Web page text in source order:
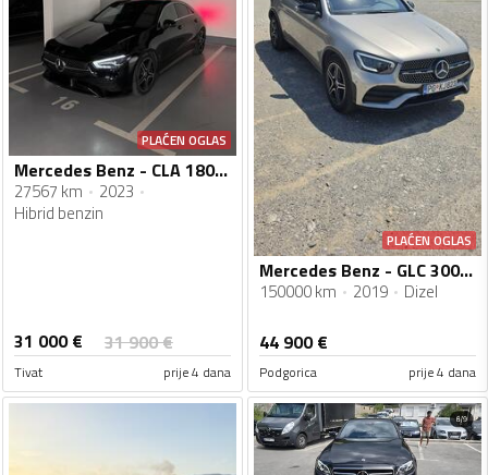
PLAĆEN OGLAS
Mercedes Benz - CLA 180 - 1,.3
27567 km
2023
Hibrid benzin
31 000€ 31 900€
Tivat prije 4 dana
PLAĆEN OGLAS
Mercedes Benz - GLC 300 - GLC 300D Coupe
150000 km 2019 Dizel
44 900€
Podgorica prije 4 dana